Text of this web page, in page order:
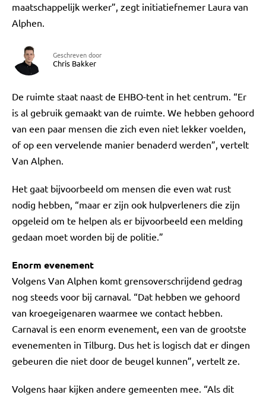
maatschappelijk werker”, zegt initiatiefnemer Laura van
Alphen.
Geschreven door
Chris Bakker
De ruimte staat naast de EHBO-tent in het centrum. “Er
is al gebruik gemaakt van de ruimte. We hebben gehoord
van een paar mensen die zich even niet lekker voelden,
of op een vervelende manier benaderd werden”, vertelt
Van Alphen.
Het gaat bijvoorbeeld om mensen die even wat rust
nodig hebben, “maar er zijn ook hulpverleners die zijn
opgeleid om te helpen als er bijvoorbeeld een melding
gedaan moet worden bij de politie.”
Enorm evenement
Volgens Van Alphen komt grensoverschrijdend gedrag
nog steeds voor bij carnaval. “Dat hebben we gehoord
van kroegeigenaren waarmee we contact hebben.
Carnaval is een enorm evenement, een van de grootste
evenementen in Tilburg. Dus het is logisch dat er dingen
gebeuren die niet door de beugel kunnen”, vertelt ze.
Volgens haar kijken andere gemeenten mee. “Als dit